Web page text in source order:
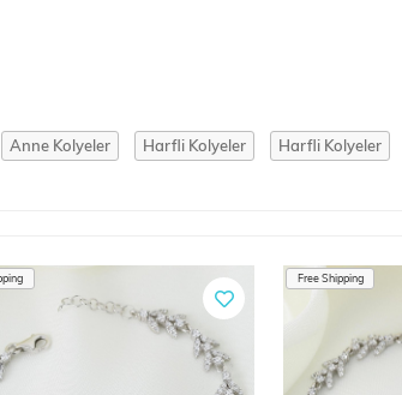
Anne Kolyeler Harfli Kolyeler Harfli Kolyeler
Free Shipping